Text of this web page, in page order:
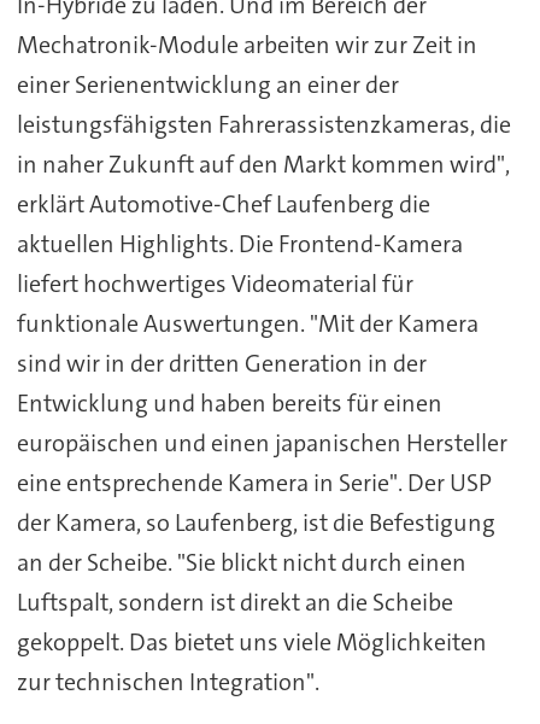
Mechatronik-Module arbeiten wir zur Zeit in
einer Serienentwicklung an einer der
leistungsfähigsten Fahrerassistenzkameras, die
in naher Zukunft auf den Markt kommen wird",
erklärt Automotive-Chef Laufenberg die
aktuellen Highlights. Die Frontend-Kamera
liefert hochwertiges Videomaterial für
funktionale Auswertungen. "Mit der Kamera
sind wir in der dritten Generation in der
Entwicklung und haben bereits für einen
europäischen und einen japanischen Hersteller
eine entsprechende Kamera in Serie". Der USP
der Kamera, so Laufenberg, ist die Befestigung
an der Scheibe. "Sie blickt nicht durch einen
Luftspalt, sondern ist direkt an die Scheibe
gekoppelt. Das bietet uns viele Möglichkeiten
zur technischen Integration".